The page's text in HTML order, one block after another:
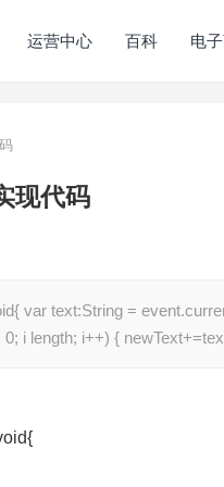
运营中心 百科 电
现代码
var text:String =
i length; i++) {